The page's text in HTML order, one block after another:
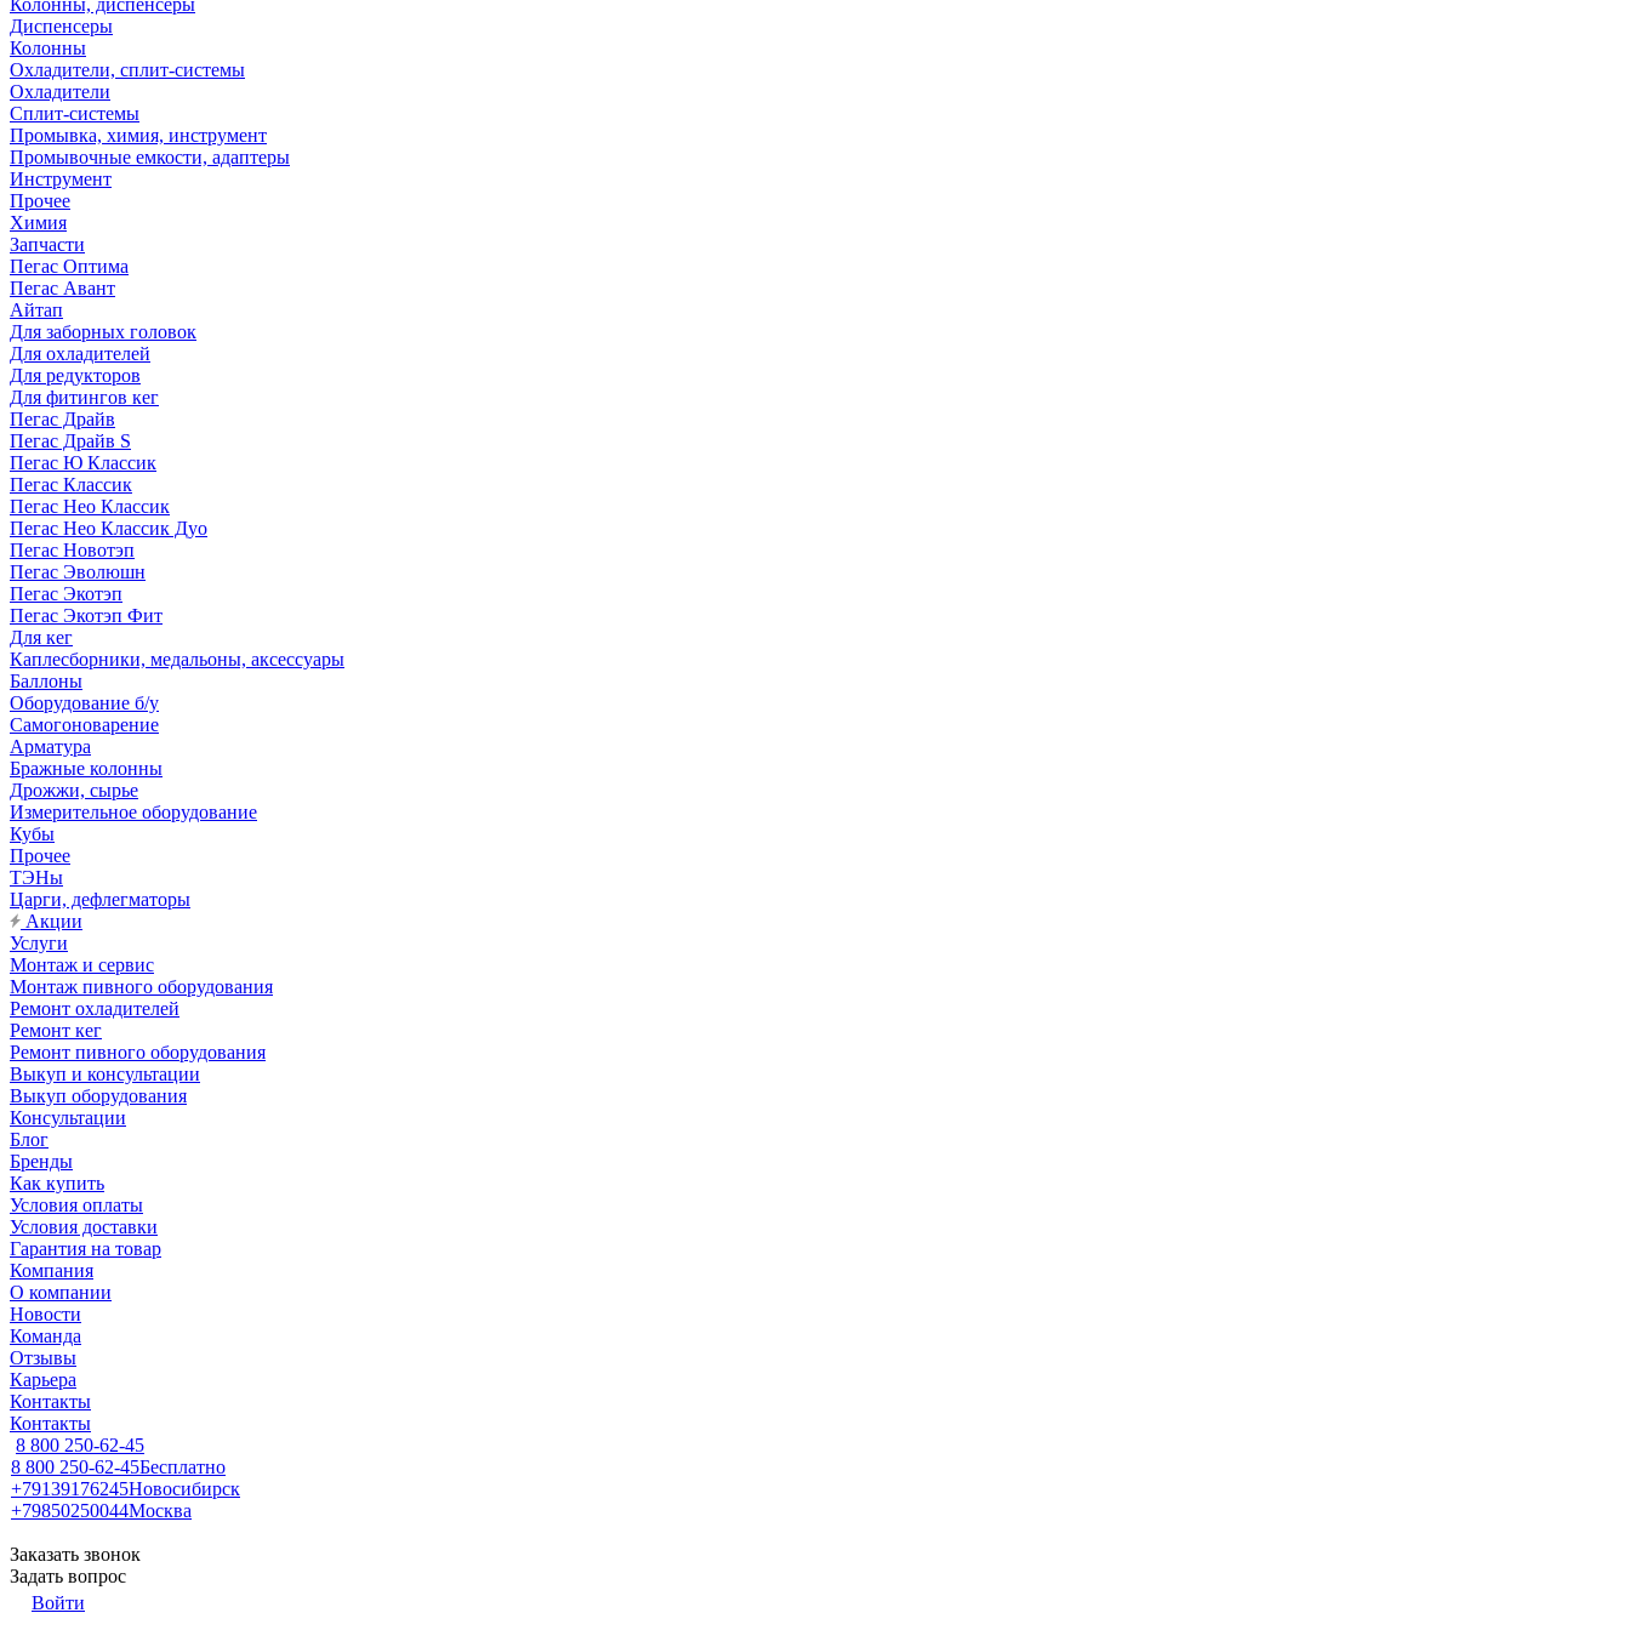
Колонны, диспенсеры
Диспенсеры
Колонны
Охладители, сплит-системы
Охладители
Сплит-системы
Промывка, химия, инструмент
Промывочные емкости, адаптеры
Инструмент
Прочее
Химия
Запчасти
Пегас Оптима
Пегас Авант
Айтап
Для заборных головок
Для охладителей
Для редукторов
Для фитингов кег
Пегас Драйв
Пегас Драйв S
Пегас Ю Классик
Пегас Классик
Пегас Нео Классик
Пегас Нео Классик Дуо
Пегас Новотэп
Пегас Эволюшн
Пегас Экотэп
Пегас Экотэп Фит
Для кег
Каплесборники, медальоны, аксессуары
Баллоны
Оборудование б/у
Самогоноварение
Арматура
Бражные колонны
Дрожжи, сырье
Измерительное оборудование
Кубы
Прочее
ТЭНы
Царги, дефлегматоры
Акции
Услуги
Монтаж и сервис
Монтаж пивного оборудования
Ремонт охладителей
Ремонт кег
Ремонт пивного оборудования
Выкуп и консультации
Выкуп оборудования
Консультации
Блог
Бренды
Как купить
Условия оплаты
Условия доставки
Гарантия на товар
Компания
О компании
Новости
Команда
Отзывы
Карьера
Контакты
Контакты
8 800 250-62-45
8 800 250-62-45Бесплатно
+79139176245Новосибирск
+79850250044Москва
Заказать звонок
Задать вопрос
Войти